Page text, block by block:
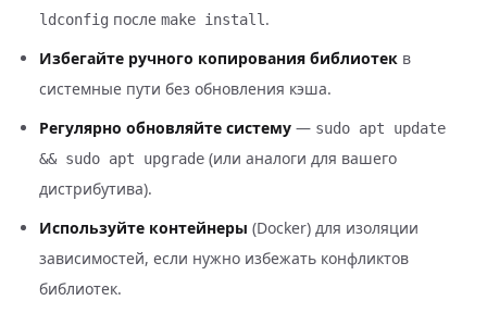
ldconfig после make install .
Избегайте ручного копирования библиотек в
системные пути без обновления кэша.
Регулярно обновляйте систему — sudo apt update
&& sudo apt upgrade (или аналоги для вашего
дистрибутива).
Используйте контейнеры (Docker) для изоляции
зависимостей, если нужно избежать конфликтов
библиотек.